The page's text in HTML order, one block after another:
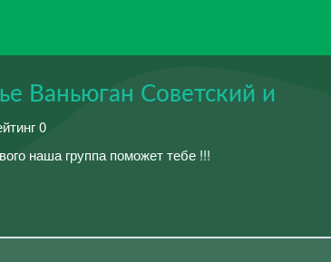
Ваньюган Советский и
0
наша группа поможет тебе !!!